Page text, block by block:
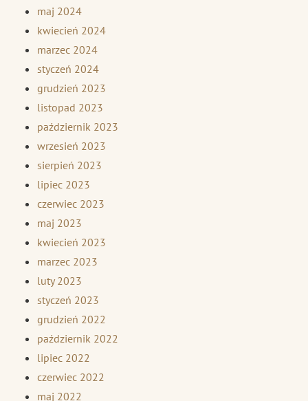
maj 2024
kwiecień 2024
marzec 2024
styczeń 2024
grudzień 2023
listopad 2023
październik 2023
wrzesień 2023
sierpień 2023
lipiec 2023
czerwiec 2023
maj 2023
kwiecień 2023
marzec 2023
luty 2023
styczeń 2023
grudzień 2022
październik 2022
lipiec 2022
czerwiec 2022
maj 2022